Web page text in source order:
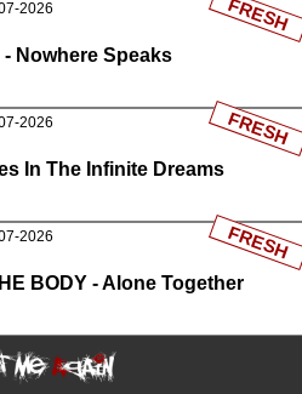
2026
- Nowhere Speaks
FRESH
2026
In The Infinite Dreams
FRESH
2026
BODY - Alone Together
FRESH